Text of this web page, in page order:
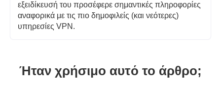
εξειδίκευσή του προσέφερε σημαντικές πληροφορίες
αναφορικά με τις πιο δημοφιλείς (και νεότερες)
υπηρεσίες VPN.
Ήταν χρήσιμο αυτό το άρθρο;